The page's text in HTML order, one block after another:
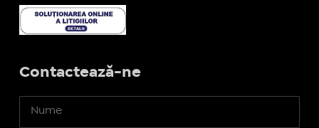
Contactează-ne